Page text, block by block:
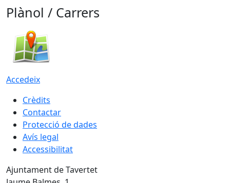
Plànol / Carrers
Accedeix
Crèdits
Contactar
Protecció de dades
Avís legal
Accessibilitat
Ajuntament de Tavertet